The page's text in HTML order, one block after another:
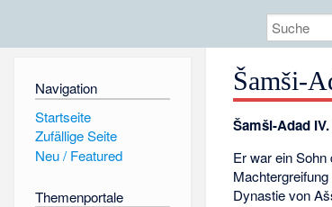
Navigation
Startseite
Zufällige Seite
Neu / Featured
Themenportale
Šamši-
Šamši-Adad IV.
Er war ein
Dynastie von